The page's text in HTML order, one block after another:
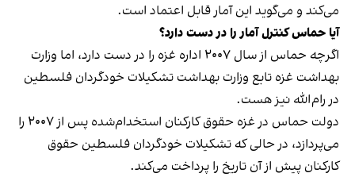
می‌کند و می‌گوید این آمار قابل اعتماد است.
آیا حماس کنترل آمار را در دست دارد؟
اگرچه حماس از سال ۲۰۰۷ اداره غزه را در دست دارد، اما وزارت
بهداشت غزه تابع وزارت بهداشت تشکیلات خودگردان فلسطین
در رام‌الله نیز هست.
دولت حماس در غزه حقوق کارکنان استخدام‌شده پس از ۲۰۰۷ را
می‌پردازد، در حالی که تشکیلات خودگردان فلسطین حقوق
کارکنان پیش از آن تاریخ را پرداخت می‌کند.